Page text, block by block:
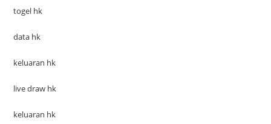
togel hk
data hk
keluaran hk
live draw hk
keluaran hk